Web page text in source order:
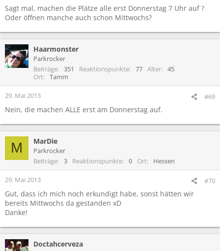
Sagt mal, machen die Plätze alle erst Donnerstag 7 Uhr auf ?
Oder öffnen manche auch schon Mittwochs?
Haarmonster
Parkrocker
Beiträge
351 Reaktionspunkte 77 Alter
45
Ort
Tamm
29. Mai 2013 #69
Nein, die machen ALLE erst am Donnerstag auf.
M MarDie
Parkrocker
Beiträge
3 Reaktionspunkte 0 Ort Hessen
29. Mai 2013 #70
Gut, dass ich mich noch erkundigt habe, sonst hätten wir
bereits Mittwochs da gestanden xD
Danke!
Doctahcerveza